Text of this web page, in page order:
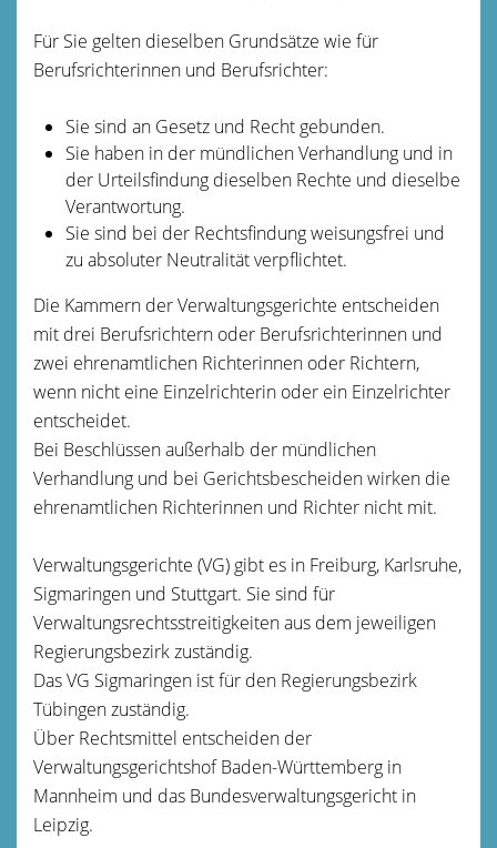
Für Sie gelten dieselben Grundsätze wie für
Berufsrichterinnen und Berufsrichter:
Sie sind an Gesetz und Recht gebunden.
Sie haben in der mündlichen Verhandlung und in
der Urteilsfindung dieselben Rechte und dieselbe
Verantwortung.
Sie sind bei der Rechtsfindung weisungsfrei und
zu absoluter Neutralität verpflichtet.
Die Kammern der Verwaltungsgerichte entscheiden
mit drei Berufsrichtern oder Berufsrichterinnen und
zwei ehrenamtlichen Richterinnen oder Richtern,
wenn nicht eine Einzelrichterin oder ein Einzelrichter
entscheidet.
Bei Beschlüssen außerhalb der mündlichen
Verhandlung und bei Gerichtsbescheiden wirken die
ehrenamtlichen Richterinnen und Richter nicht mit.
Verwaltungsgerichte (VG) gibt es in Freiburg, Karlsruhe,
Sigmaringen und Stuttgart. Sie sind für
Verwaltungsrechtsstreitigkeiten aus dem jeweiligen
Regierungsbezirk zuständig.
Das VG Sigmaringen ist für den Regierungsbezirk
Tübingen zuständig.
Über Rechtsmittel entscheiden der
Verwaltungsgerichtshof Baden-Württemberg in
Mannheim und das Bundesverwaltungsgericht in
Leipzig.